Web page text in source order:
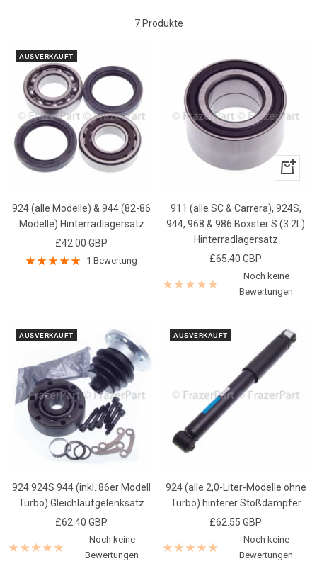
7 Produkte
AUSVERKAUFT
924 (alle Modelle) & 944 (82-86
Modelle) Hinterradlagersatz
Angebotspreis
£42.00 GBP
1 Bewertung
In
den
911 (alle SC & Carrera), 924S,
944, 968 & 986 Boxster S (3.2L)
Hinterradlagersatz
Angebotspreis
£65.40 GBP
Noch keine
Bewertungen
AUSVERKAUFT
924 924S 944 (inkl. 86er Modell
Turbo) Gleichlaufgelenksatz
Angebotspreis
£62.40 GBP
Noch keine
Bewertungen
AUSVERKAUFT
924 (alle 2,0-Liter-Modelle ohne
Turbo) hinterer Stoßdämpfer
Angebotspreis
£62.55 GBP
Noch keine
Bewertungen